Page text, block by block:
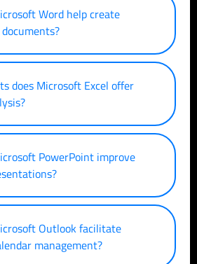
Word help create
does Microsoft Excel offer
PowerPoint improve
Outlook facilitate
management?